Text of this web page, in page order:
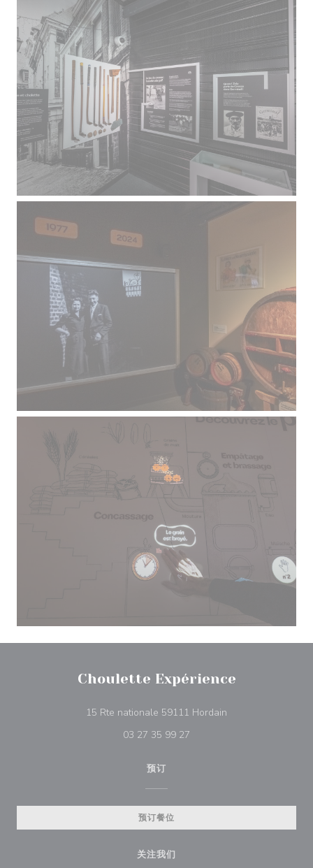
Choulette Expérience
15 Rte nationale 59111 Hordain
03 27 35 99 27
预订
预订餐位
关注我们